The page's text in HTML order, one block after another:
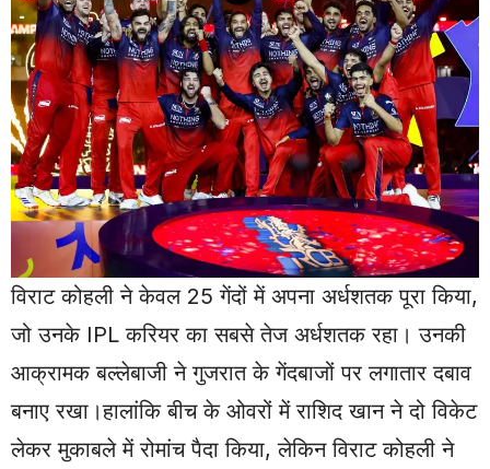
विराट कोहली ने केवल 25 गेंदों में अपना अर्धशतक पूरा किया,
जो उनके IPL करियर का सबसे तेज अर्धशतक रहा। उनकी
आक्रामक बल्लेबाजी ने गुजरात के गेंदबाजों पर लगातार दबाव
बनाए रखा।हालांकि बीच के ओवरों में राशिद खान ने दो विकेट
लेकर मुकाबले में रोमांच पैदा किया, लेकिन विराट कोहली ने